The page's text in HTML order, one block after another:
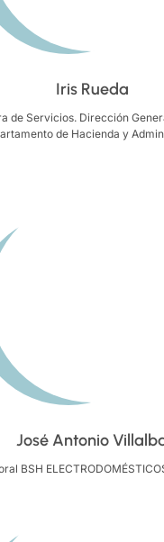
Iris Rueda
de Servicios. Dirección
de Hacienda y
José Antonio
BSH